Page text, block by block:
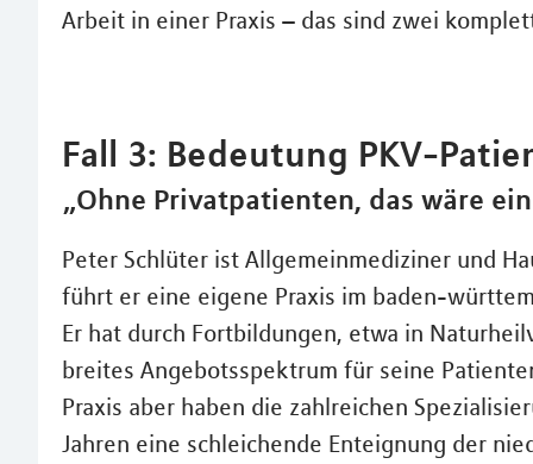
Arbeit in einer Praxis – das sind zwei
Fall 3: Bedeutung PKV-
„Ohne Privatpatienten, das wäre
Peter Schlüter ist Allgemeinmediziner und
führt er eine eigene Praxis im baden-
Er hat durch Fortbildungen, etwa in
breites Angebotsspektrum für seine
Praxis aber haben die zahlreichen
Jahren eine schleichende Enteignung der